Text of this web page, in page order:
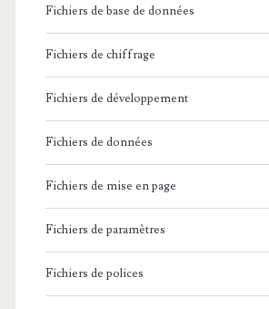
Fichiers de base de données
Fichiers de chiffrage
Fichiers de développement
Fichiers de données
Fichiers de mise en page
Fichiers de paramètres
Fichiers de polices